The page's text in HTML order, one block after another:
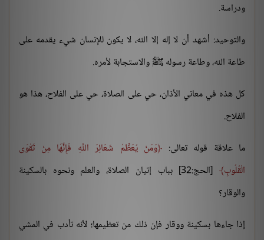
ودراسة.
والتوحيد: أشهد أن لا إله إلا الله، لا يكون للإنسان شيء يقدمه على
طاعة الله، وطاعة رسوله ﷺ والاستجابة لأمره.
كل هذه في معاني الأذان، حي على الصلاة، حي على الفلاح، هذا هو
الفلاح.
ما علاقة قوله تعالى:
وَمَنْ يُعَظِّمْ شَعَائِرَ اللَّهِ فَإِنَّهَا مِنْ تَقْوَى
الْقُلُوبِ
[الحج:32] بباب إتيان الصلاة، والعلم ونحوه بالسكينة
والوقار؟
إذا جاءها بسكينة ووقار فإن ذلك من تعظيمها؛ لأنه تأدب في المشي